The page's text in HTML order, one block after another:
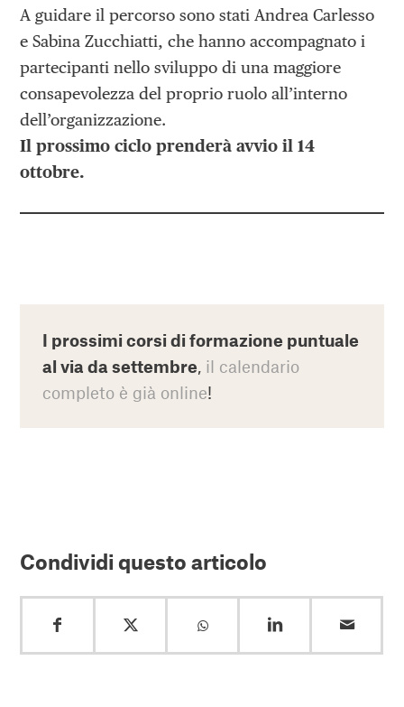
A guidare il percorso sono stati Andrea Carlesso
e Sabina Zucchiatti, che hanno accompagnato i
partecipanti nello sviluppo di una maggiore
consapevolezza del proprio ruolo all’interno
dell’organizzazione.
Il prossimo ciclo prenderà avvio il 14
ottobre.
I prossimi corsi di formazione puntuale
al via da settembre, il calendario
completo è già online!
Condividi questo articolo